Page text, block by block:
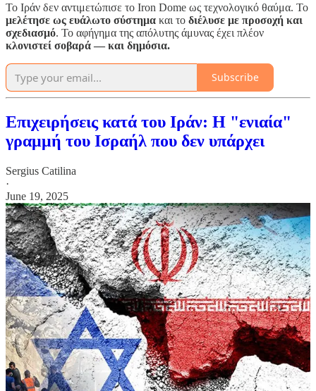
Το Ιράν δεν αντιμετώπισε το Iron Dome ως τεχνολογικό θαύμα. Το
μελέτησε ως ευάλωτο σύστημα και το διέλυσε με προσοχή και
σχεδιασμό. Το αφήγημα της απόλυτης άμυνας έχει πλέον
κλονιστεί σοβαρά — και δημόσια.
Subscribe
Επιχειρήσεις κατά του Ιράν: Η "ενιαία"
γραμμή του Ισραήλ που δεν υπάρχει
Sergius Catilina
·
June 19, 2025